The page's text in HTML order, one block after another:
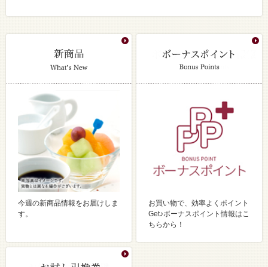
今週の新商品情報をお届けしま
す。
お買い物で、効率よくポイント
Get♪ボーナスポイント情報はこ
ちらから！